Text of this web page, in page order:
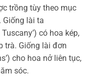
trồng tùy theo mục
Giống lài ta
có hoa kép,
trà. Giống lài đơn
cho hoa nở liên tục,
sóc.